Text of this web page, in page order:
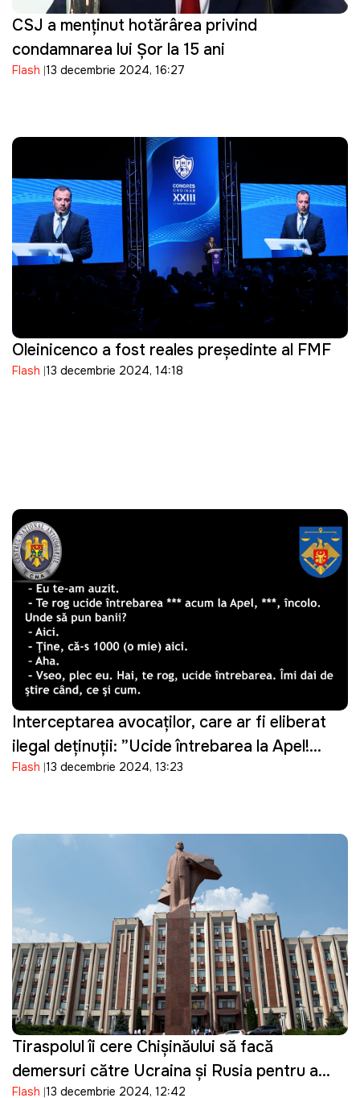
CSJ a menținut hotărârea privind
condamnarea lui Șor la 15 ani
Flash 13 decembrie 2024, 16:27
Oleinicenco a fost reales președinte al FMF
Flash 13 decembrie 2024, 14:18
Interceptarea avocaților, care ar fi eliberat
ilegal deținuții: ”Ucide întrebarea la Apel!
Unde să pun banii?”
Flash 13 decembrie 2024, 13:23
Tiraspolul îi cere Chișinăului să facă
demersuri către Ucraina și Rusia pentru a
Flash 13 decembrie 2024, 12:42